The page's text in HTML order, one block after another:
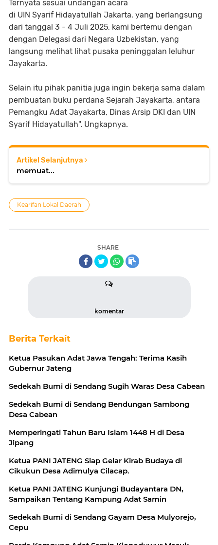
Ternyata sesuai undangan acara
di UIN Syarif Hidayatullah Jakarta, yang berlangsung
dari tanggal 3 - 4 Juli 2025, kami bertemu dengan
dengan Delegasi dari Negara Uzbekistan, yang
langsung melihat lihat pusaka peninggalan leluhur
Jayakarta.
Selain itu pihak panitia juga ingin bekerja sama dalam
pembuatan buku perdana Sejarah Jayakarta, antara
Pemangku Adat Jayakarta, Dinas Arsip DKI dan UIN
Syarif Hidayatullah". Ungkapnya.
Artikel Selanjutnya
memuat...
Kearifan Lokal Daerah
SHARE
komentar
Berita Terkait
Ketua Pasukan Adat Jawa Tengah: Terima Kasih
Gubernur Jateng
Sedekah Bumi di Sendang Sugih Waras Desa Cabean
Sedekah Bumi di Sendang Bendungan Sambong
Desa Cabean
Memperingati Tahun Baru Islam 1448 H di Desa
Jipang
Ketua PANI JATENG Siap Gelar Kirab Budaya di
Cikukun Desa Adimulya Cilacap.
Ketua PANI JATENG Kunjungi Budayantara DN,
Sampaikan Tentang Kampung Adat Samin
Sedekah Bumi di Sendang Gayam Desa Mulyorejo,
Cepu